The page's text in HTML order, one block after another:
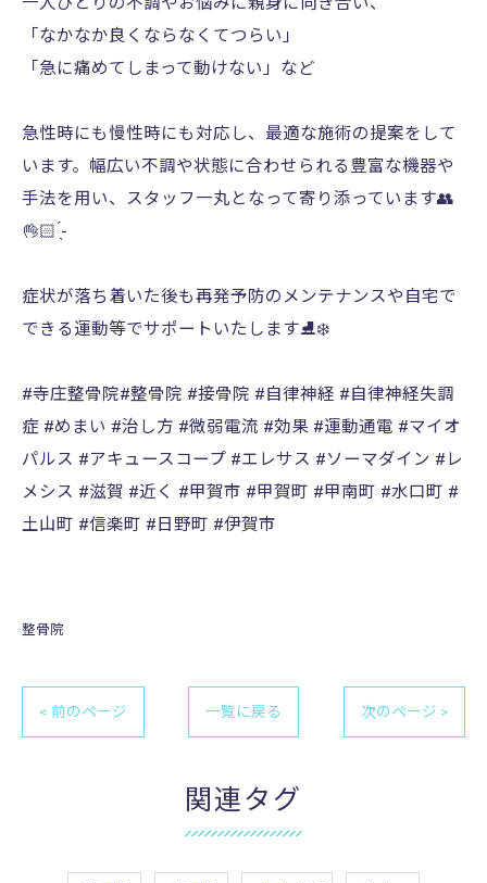
「なかなか良くならなくてつらい」
「急に痛めてしまって動けない」など
急性時にも慢性時にも対応し、最適な施術の提案をして
います。幅広い不調や状態に合わせられる豊富な機器や
手法を用い、スタッフ一丸となって寄り添っています👥
👌🏻 ̖́-‬
症状が落ち着いた後も再発予防のメンテナンスや自宅で
できる運動等でサポートいたします⛸️❄️
#寺庄整骨院#整骨院 #接骨院 #自律神経 #自律神経失調
症 #めまい #治し方 #微弱電流 #効果 #運動通電 #マイオ
パルス #アキュースコープ #エレサス #ソーマダイン #レ
メシス #滋賀 #近く #甲賀市 #甲賀町 #甲南町 #水口町 #
土山町 #信楽町 #日野町 #伊賀市
整骨院
< 前のページ 一覧に戻る 次のページ >
関連タグ